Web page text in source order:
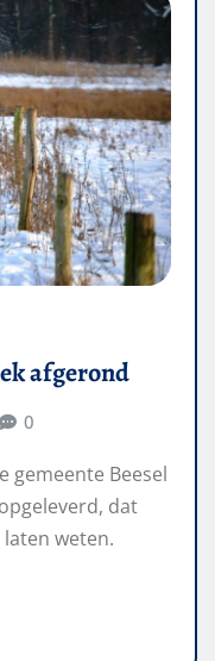
afgerond
0
gemeente Beesel
dat
weten.